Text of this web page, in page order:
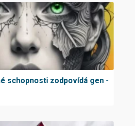
schopnosti zodpovídá gen -